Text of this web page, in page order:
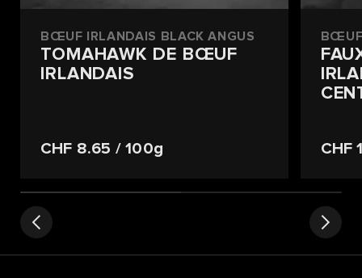
BŒUF IRLANDAIS BLACK ANGUS
TOMAHAWK DE BŒUF
IRLANDAIS
CHF 8.65 / 100g
BŒUF
CHF